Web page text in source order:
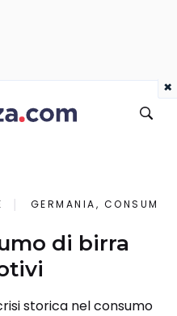
GERMANIA,
di birra
storica nel consumo
×